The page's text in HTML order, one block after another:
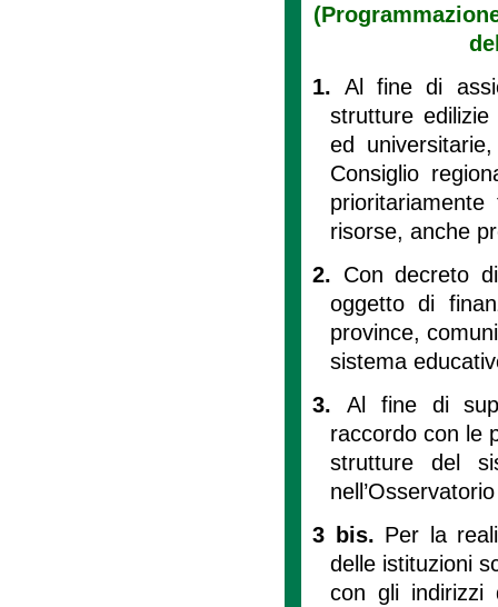
1.Al fine di
strutture
ed
Consiglio
risorse, anche
2. Con decreto
oggetto di
province,
sistema
3. Al fine di
raccordo con le
strutture del
3 bis. Per la
delle istituzioni
con gli